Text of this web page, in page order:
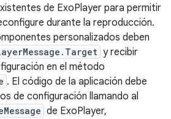
de ExoPlayer para permitir
durante la reproducción.
personalizados deben
y recibir
en el método
. El código de la aplicación debe
de configuración llamando al
de ExoPlayer,